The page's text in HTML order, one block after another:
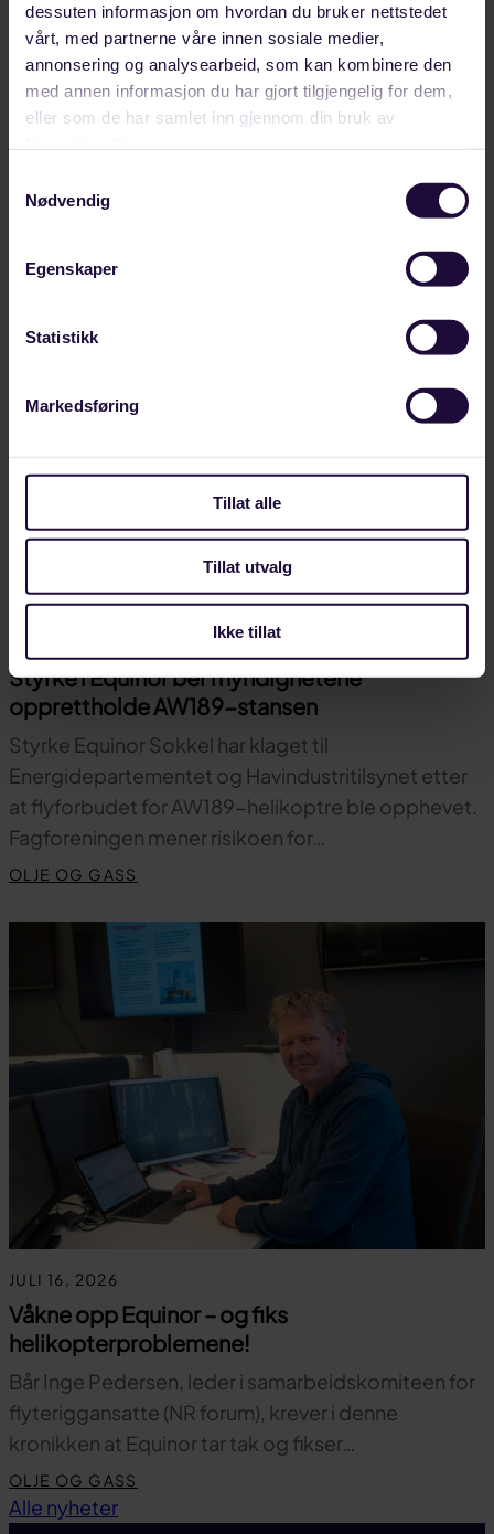
dessuten informasjon om hvordan du bruker nettstedet
vårt, med partnerne våre innen sosiale medier,
annonsering og analysearbeid, som kan kombinere den
med annen informasjon du har gjort tilgjengelig for dem,
eller som de har samlet inn gjennom din bruk av
Nødvendig
Egenskaper
Statistikk
Markedsføring
Tillat alle
Tillat utvalg
Ikke tillat
– Hvis det skjer konflikter på jobben, er det greit å
ha noen du kan få hjelp og kunnskap fra,…
Styrke i Equinor ber myndighetene
opprettholde AW189-stansen
Styrke Equinor Sokkel har klaget til
Energidepartementet og Havindustritilsynet etter
at flyforbudet for AW189-helikoptre ble opphevet.
Fagforeningen mener risikoen for…
OLJE OG GASS
JULI 16, 2026
Våkne opp Equinor – og fiks
helikopterproblemene!
Bår Inge Pedersen, leder i samarbeidskomiteen for
flyteriggansatte (NR forum), krever i denne
kronikken at Equinor tar tak og fikser…
OLJE OG GASS
Alle nyheter